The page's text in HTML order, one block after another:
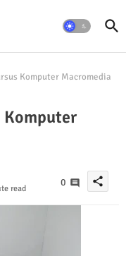
Komputer Macromedia
Komputer
read
0 share